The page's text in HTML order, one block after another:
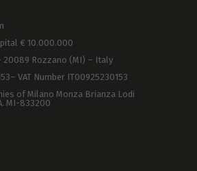
€ 10.000.000
20089 Rozzano (MI) – Italy
VAT Number IT00925230153
of Milano Monza Brianza Lodi
MI-833200